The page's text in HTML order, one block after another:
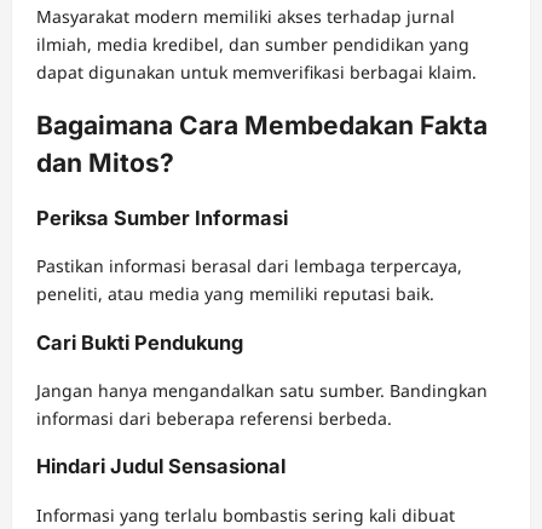
Masyarakat modern memiliki akses terhadap jurnal
ilmiah, media kredibel, dan sumber pendidikan yang
dapat digunakan untuk memverifikasi berbagai klaim.
Bagaimana Cara Membedakan Fakta
dan Mitos?
Periksa Sumber Informasi
Pastikan informasi berasal dari lembaga terpercaya,
peneliti, atau media yang memiliki reputasi baik.
Cari Bukti Pendukung
Jangan hanya mengandalkan satu sumber. Bandingkan
informasi dari beberapa referensi berbeda.
Hindari Judul Sensasional
Informasi yang terlalu bombastis sering kali dibuat